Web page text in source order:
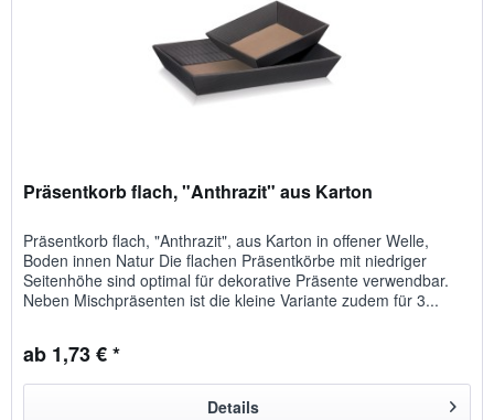
Präsentkorb flach, "Anthrazit" aus Karton
Präsentkorb flach, "Anthrazit", aus Karton in offener Welle,
Boden innen Natur Die flachen Präsentkörbe mit niedriger
Seitenhöhe sind optimal für dekorative Präsente verwendbar.
Neben Mischpräsenten ist die kleine Variante zudem für 3...
ab 1,73 € *
Details